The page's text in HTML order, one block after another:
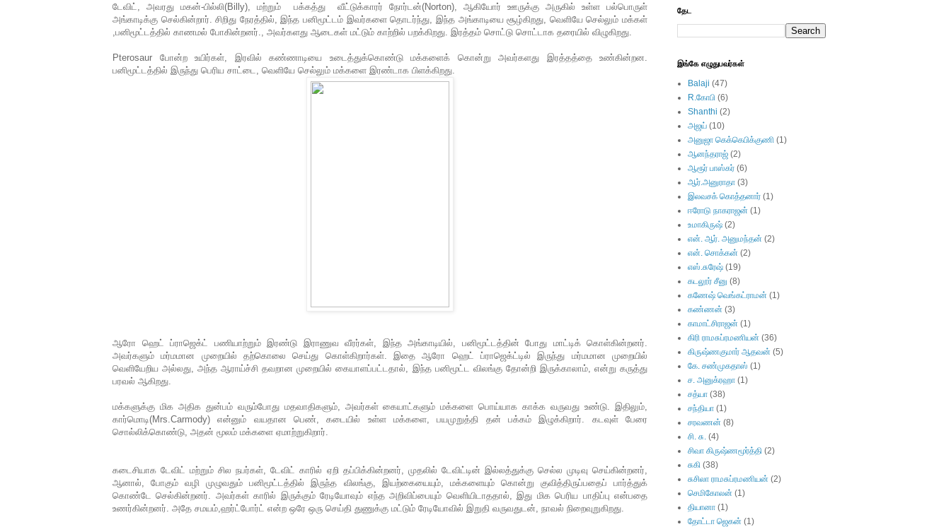
டேவிட், அவரது மகன்-பில்லி(Billy), மற்றும் பக்கத்து வீட்டுக்காரர் நோர்டன்(Norton), ஆகியோர் ஊருக்கு அருகில் உள்ள பல்பொருள்
அங்காடிக்கு செல்கின்றார். சிறிது நேரத்தில், இந்த பனிமூட்டம் இவர்களை தொடர்ந்து, இந்த அங்காடியை சூழ்கிறது, வெளியே செல்லும் மக்கள்
,பனிமூட்டத்தில் காணமல் போகின்றனர்., அவர்களது ஆடைகள் மட்டும் காற்றில் பறக்கிறது. இரத்தம் சொட்டு சொட்டாக தரையில் விழுகிறது.
Pterosaur போன்ற உயிர்கள், இரவில் கண்ணாடியை உடைத்துக்கொண்டு மக்களைக் கொன்று அவர்களது இரத்தத்தை உண்கின்றன.
பனிமூட்டத்தில் இருந்து பெரிய சாட்டை, வெளியே செல்லும் மக்களை இரண்டாக பிளக்கிறது.
ஆரோ ஹெட் ப்ராஜெக்ட் பணியாற்றும் இரண்டு இராணுவ வீரர்கள், இந்த அங்காடியில், பனிமூட்டத்தின் போது மாட்டிக் கொள்கின்றனர்.
அவர்களும் மர்மமான முறையில் தற்கொலை செய்து கொள்கிறார்கள். இதை ஆரோ ஹெட் ப்ராஜெக்ட்டில் இருந்து மர்மமான முறையில்
வெளியேறிய அல்லது, அந்த ஆராய்ச்சி தவறான முறையில் கையாளப்பட்டதால், இந்த பனிமூட்ட விலங்கு தோன்றி இருக்காலாம், என்று கருத்து
பரவல் ஆகிறது.
மக்களுக்கு மிக அதிக துன்பம் வரும்போது மதவாதிகளும், அவர்கள் கையாட்களும் மக்களை பொய்யாக காக்க வருவது உண்டு. இதிலும்,
கார்மொடி(Mrs.Carmody) என்னும் வயதான பெண், கடையில் உள்ள மக்களை, பயமுறுத்தி தன் பக்கம் இழுக்கிறார். கடவுள் பேரை
சொல்லிக்கொண்டு, அதன் மூலம் மக்களை ஏமாற்றுகிறார்.
கடைசியாக டேவிட் மற்றும் சில நபர்கள், டேவிட் காரில் ஏறி தப்பிக்கின்றனர், முதலில் டேவிட்டின் இல்லத்துக்கு செல்ல முடிவு செய்கின்றனர்,
ஆனால், போகும் வழி முழுவதும் பனிமூட்டத்தில் இருந்த விலங்கு, இயற்கையையும், மக்களையும் கொன்று குவித்திருப்பதைப் பார்த்துக்
கொண்டே செல்கின்றனர். அவர்கள் காரில் இருக்கும் ரேடியோவும் எந்த அறிவிப்பையும் வெளியிடாததால், இது மிக பெரிய பாதிப்பு என்பதை
உணர்கின்றனர். அதே சமயம்,ஹர்ட்போர்ட் என்ற ஒரே ஒரு செய்தி துணுக்கு மட்டும் ரேடியோவில் இறுதி வருவதுடன், நாவல் நிறைவுறுகிறது.
தேட
இங்கே எழுதுபவர்கள்
Balaji (47)
R.கோபி (6)
Shanthi (2)
அஜய் (10)
அனுஜா கெக்கெபிக்குணி (1)
ஆனந்தராஜ் (2)
ஆரூர் பாஸ்கர் (6)
ஆர்.அனுராதா (3)
இலவசக் கொத்தனார் (1)
ஈரோடு நாகராஜன் (1)
உமாகிருஷ் (2)
என். ஆர். அனுமந்தன் (2)
என். சொக்கன் (2)
எஸ்.சுரேஷ் (19)
கடலூர் சீனு (8)
கணேஷ் வெங்கட்ராமன் (1)
கண்ணன் (3)
காமாட்சிராஜன் (1)
கிரி ராமசுப்ரமணியன் (36)
கிருஷ்ணகுமார் ஆதவன் (5)
கே. சண்முகதாஸ் (1)
ச. அனுக்ரஹா (1)
சத்யா (38)
சந்தியா (1)
சரவணன் (8)
சி. சு. (4)
சிவா கிருஷ்ணமூர்த்தி (2)
சுகி (38)
சுசிலா ராமசுப்ரமணியன் (2)
செமிகோலன் (1)
தியானா (1)
தோட்டா ஜெகன் (1)